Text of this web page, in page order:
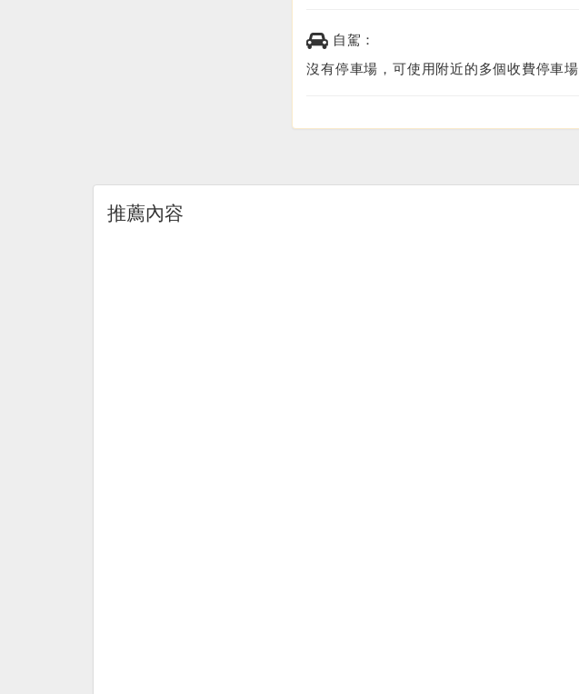
自駕：
沒有停車場，可使用附近的多個收費停車場
推薦內容